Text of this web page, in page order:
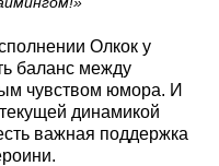
Олкок у
баланс между
чувством юмора. И
динамикой
важная поддержка